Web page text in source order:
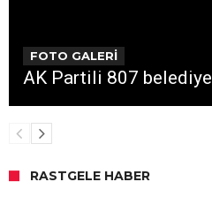
FOTO GALERİ
AK Partili 807
RASTGELE HABER